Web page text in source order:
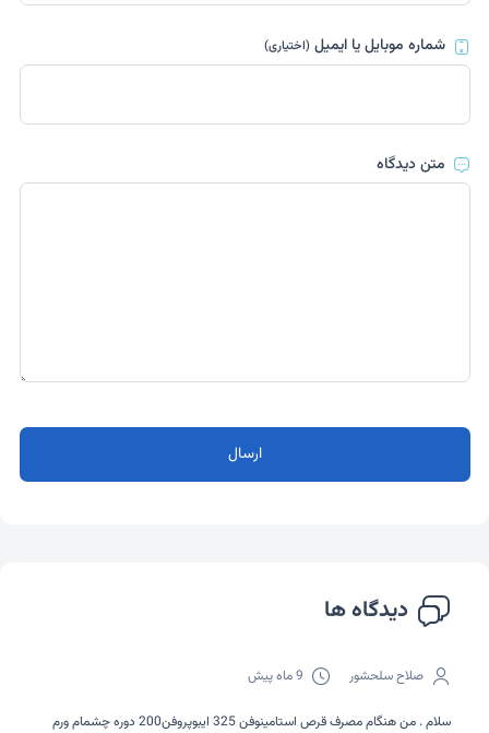
شماره موبایل یا ایمیل(اختیاری)
متن دیدگاه
ارسال
دیدگاه ها
صلاح سلحشور 9 ماه پیش
سلام . من هنگام مصرف قرص استامینوفن 325 ایبوپروفن200 دوره چشمام ورم